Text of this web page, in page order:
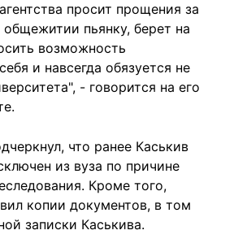
просит прощения за
пьянку, берет на
возможность
и навсегда обязуется не
- говорится на его
что ранее Каськив
из вуза по причине
Кроме того,
копии документов, в том
записки Каськива.